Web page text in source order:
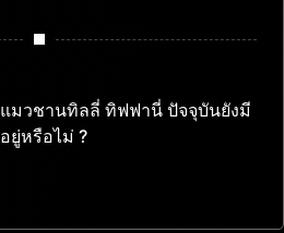
แมวชานทิลลี่ ทิฟฟานี่ ปัจจุบันยังมี
อยู่หรือไม่ ?